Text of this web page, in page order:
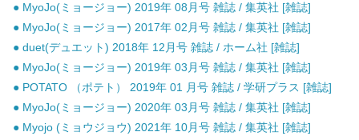
● MyoJo(ミョージョー) 2019年 08月号 雑誌 / 集英社 [雑誌]
● MyoJo(ミョージョー) 2017年 02月号 雑誌 / 集英社 [雑誌]
● duet(デュエット) 2018年 12月号 雑誌 / ホーム社 [雑誌]
● MyoJo(ミョージョー) 2019年 03月号 雑誌 / 集英社 [雑誌]
● POTATO （ポテト） 2019年 01 月号 雑誌 / 学研プラス [雑誌]
● MyoJo(ミョージョー) 2020年 03月号 雑誌 / 集英社 [雑誌]
● Myojo (ミョウジョウ) 2021年 10月号 雑誌 / 集英社 [雑誌]